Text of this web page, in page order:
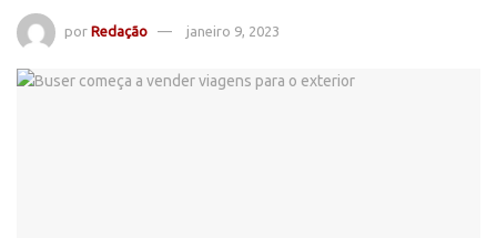
por Redação janeiro 9, 2023